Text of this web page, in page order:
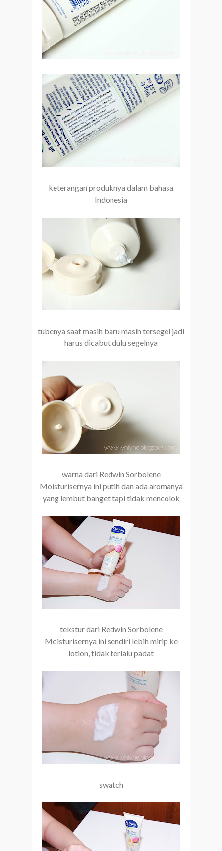
keterangan produknya dalam bahasa
Indonesia
tubenya saat masih baru masih tersegel jadi
harus dicabut dulu segelnya
warna dari Redwin Sorbolene
Moisturisernya ini putih dan ada aromanya
yang lembut banget tapi tidak mencolok
tekstur dari Redwin Sorbolene
Moisturisernya ini sendiri lebih mirip ke
lotion, tidak terlalu padat
swatch